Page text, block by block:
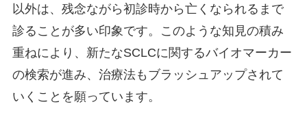
以外は、残念ながら初診時から亡くなられるまで
診ることが多い印象です。このような知見の積み
重ねにより、新たなSCLCに関するバイオマーカー
の検索が進み、治療法もブラッシュアップされて
いくことを願っています。